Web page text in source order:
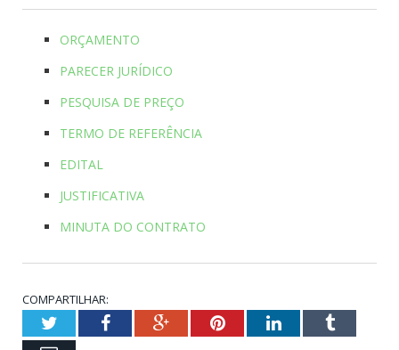
ORÇAMENTO
PARECER JURÍDICO
PESQUISA DE PREÇO
TERMO DE REFERÊNCIA
EDITAL
JUSTIFICATIVA
MINUTA DO CONTRATO
COMPARTILHAR:
TwitterFacebookGoogle+PinterestLinkedInTumblr